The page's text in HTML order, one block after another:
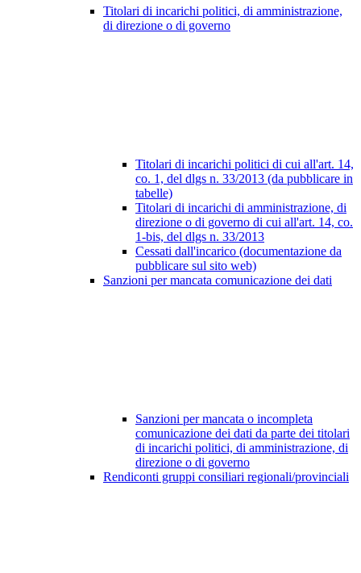
Titolari di incarichi politici, di amministrazione,
di direzione o di governo
Titolari di incarichi politici di cui all'art. 14,
co. 1, del dlgs n. 33/2013 (da pubblicare in
tabelle)
Titolari di incarichi di amministrazione, di
direzione o di governo di cui all'art. 14, co.
1-bis, del dlgs n. 33/2013
Cessati dall'incarico (documentazione da
pubblicare sul sito web)
Sanzioni per mancata comunicazione dei dati
Sanzioni per mancata o incompleta
comunicazione dei dati da parte dei titolari
di incarichi politici, di amministrazione, di
direzione o di governo
Rendiconti gruppi consiliari regionali/provinciali